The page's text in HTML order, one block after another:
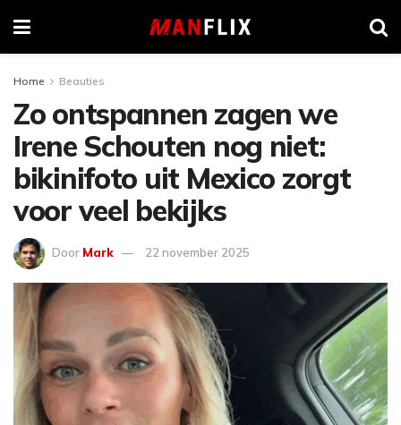
Home Beauties
Zo ontspannen zagen we
Irene Schouten nog niet:
bikinifoto uit Mexico zorgt
voor veel bekijks
Door Mark 22 november 2025